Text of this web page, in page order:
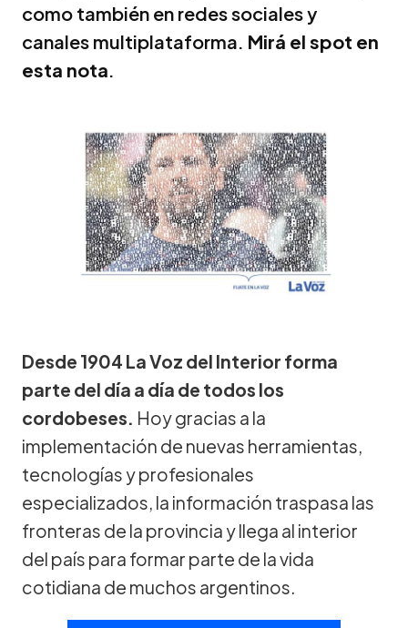
como también en redes sociales y
canales multiplataforma. Mirá el spot en
esta nota
Desde 1904 La Voz del Interior forma
parte del día a día de todos los
cordobeses. Hoy gracias a la
implementación de nuevas herramientas,
tecnologías y profesionales
especializados, la información traspasa las
fronteras de la provincia y llega al interior
del país para formar parte de la vida
cotidiana de muchos argentinos.